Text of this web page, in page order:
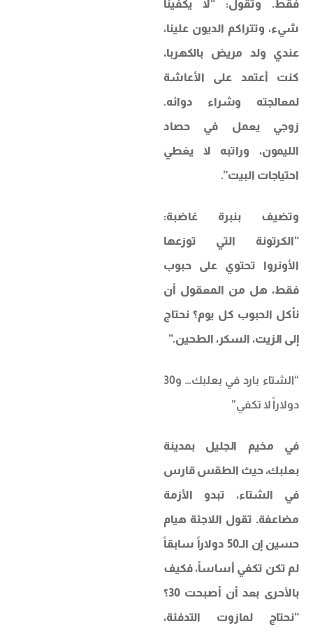
فقط. وتقول: “لا يكفينا
شيء، وتتراكم الديون علينا،
عندي ولد مريض بالكهربا،
كنت أعتمد على الأعاشة
لمعالجته وشراء دوائه.
زوجي يعمل في حصاد
الليمون، وراتبه لا يغطي
احتياجات البيت”.
وتضيف بنبرة غاضبة:
“الكرتونة التي توزعها
الأونروا تحتوي على حبوب
فقط، هل من المعقول أن
نأكل الحبوب كل يوم؟ نحتاج
إلى الزيت، السكر، الطحين.”
“الشتاء بارد في بعلبك… و30
دولاراً لا تكفي”
في مخيم الجليل بمدينة
بعلبك، حيث الطقس قارس
في الشتاء، تبدو الأزمة
مضاعفةـ تقول اللاجئة هيام
حسين إن الـ50 دولاراً سابقاً
لم تكن تكفي أساساً، فكيف
بالأحرى بعد أن أصبحت 30؟
“نحتاج لمازوت التدفئة،